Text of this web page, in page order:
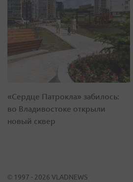
«Сердце Патрокла» забилось:
во Владивостоке открыли
новый сквер
© 1997 - 2026 VLADNEWS